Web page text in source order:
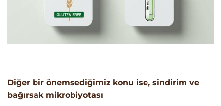
Diğer bir önemsediğimiz konu ise, sindirim ve
bağırsak mikrobiyotası